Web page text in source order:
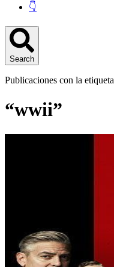
👇
Search
Publicaciones con la etiqueta
“wwii”